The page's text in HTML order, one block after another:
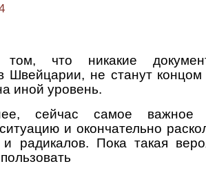
что никакие
Швейцарии, не станут
иной уровень.
сейчас самое важное -
и окончательно
и радикалов. Пока такая